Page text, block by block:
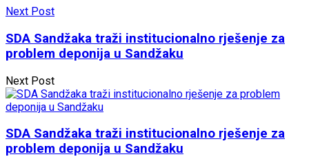
Next Post
SDA Sandžaka traži institucionalno rješenje za
problem deponija u Sandžaku
Next Post
SDA Sandžaka traži institucionalno rješenje za
problem deponija u Sandžaku